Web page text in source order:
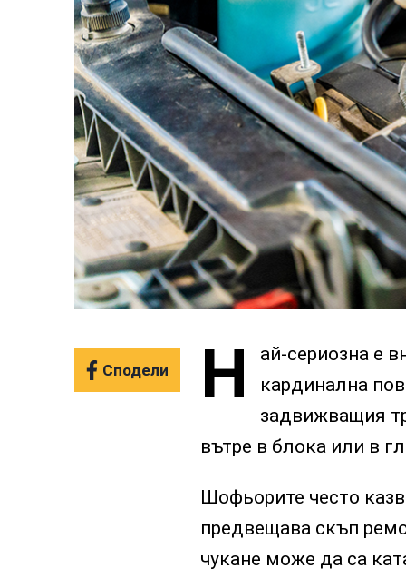
Сподели Н
ай-сериозна е
кардинална
задвижващия
вътре в блока или в
Шофьорите често
предвещава скъп
чукане може да са